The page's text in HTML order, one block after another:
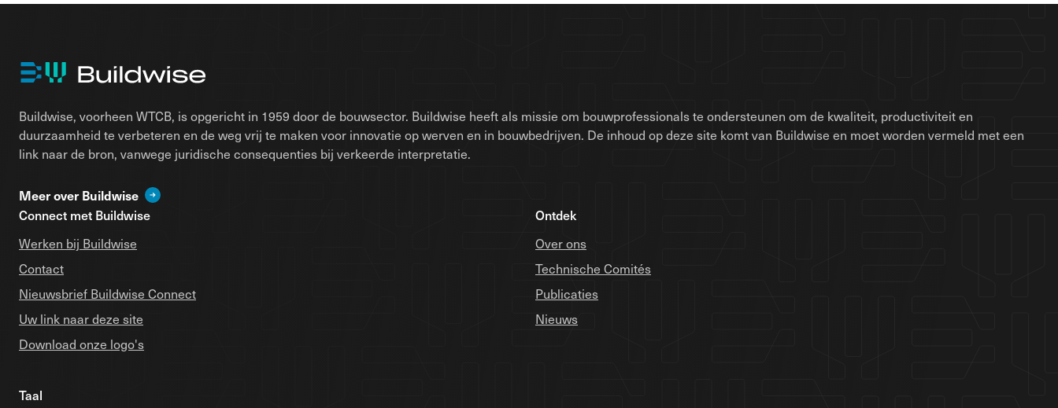
Buildwise, voorheen WTCB, is opgericht in 1959 door de bouwsector. Buildwise heeft als missie om bouwprofessionals te ondersteunen om de kwaliteit, productiviteit en
duurzaamheid te verbeteren en de weg vrij te maken voor innovatie op werven en in bouwbedrijven. De inhoud op deze site komt van Buildwise en moet worden vermeld met een
link naar de bron, vanwege juridische consequenties bij verkeerde interpretatie.
Meer over Buildwise
Connect met Buildwise
Werken bij Buildwise
Contact
Nieuwsbrief Buildwise Connect
Uw link naar deze site
Download onze logo's
Ontdek
Over ons
Technische Comités
Publicaties
Nieuws
Taal